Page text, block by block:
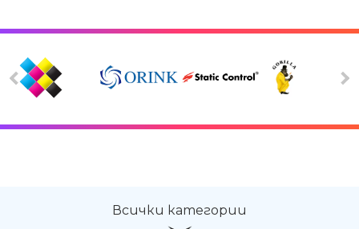
Всички категории